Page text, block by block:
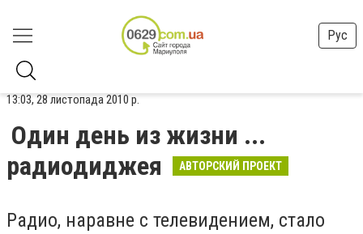
Рус
13:03, 28 листопада 2010 р.
Один день из жизни ...
радиодиджея
АВТОРСКИЙ ПРОЕКТ
Радио, наравне с телевидением, стало